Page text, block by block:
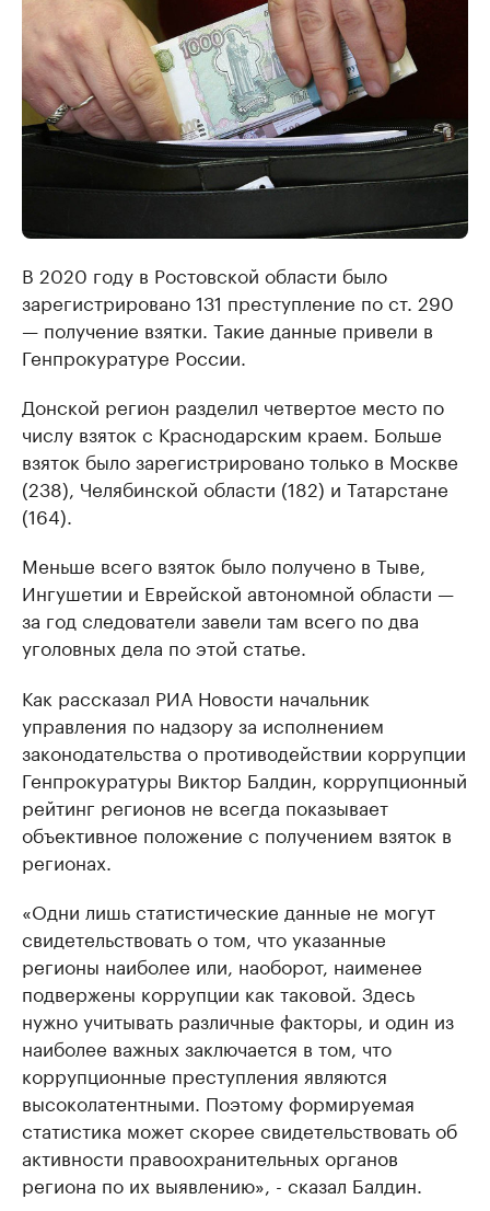
В 2020 году в Ростовской области было
зарегистрировано 131 преступление по ст. 290
— получение взятки. Такие данные привели в
Генпрокуратуре России.
Донской регион разделил четвертое место по
числу взяток с Краснодарским краем. Больше
взяток было зарегистрировано только в Москве
(238), Челябинской области (182) и Татарстане
(164).
Меньше всего взяток было получено в Тыве,
Ингушетии и Еврейской автономной области —
за год следователи завели там всего по два
уголовных дела по этой статье.
Как рассказал РИА Новости начальник
управления по надзору за исполнением
законодательства о противодействии коррупции
Генпрокуратуры Виктор Балдин, коррупционный
рейтинг регионов не всегда показывает
объективное положение с получением взяток в
регионах.
«Одни лишь статистические данные не могут
свидетельствовать о том, что указанные
регионы наиболее или, наоборот, наименее
подвержены коррупции как таковой. Здесь
нужно учитывать различные факторы, и один из
наиболее важных заключается в том, что
коррупционные преступления являются
высоколатентными. Поэтому формируемая
статистика может скорее свидетельствовать об
активности правоохранительных органов
региона по их выявлению», - сказал Балдин.